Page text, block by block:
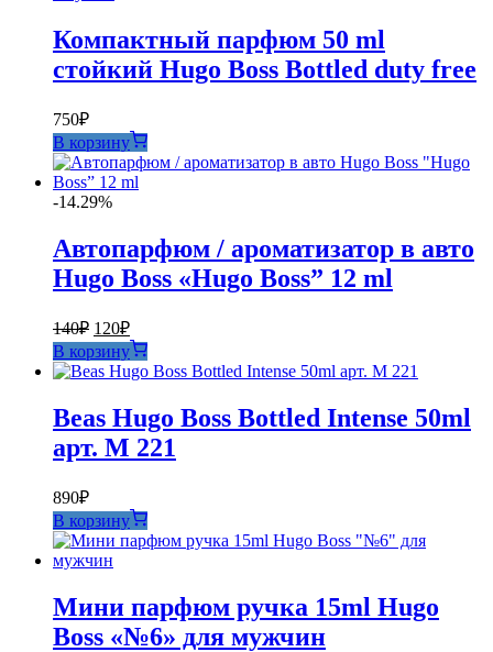
Компактный парфюм 50 ml
стойкий Hugo Boss Bottled duty free
750₽
В корзину
-14.29%
Автопарфюм / ароматизатор в авто
Hugo Boss «Hugo Boss” 12 ml
140₽ Первоначальная
цена
составляла
140₽.
120₽Текущая
цена:
120₽.
В корзину
Beas Hugo Boss Bottled Intense 50ml
арт. M 221
890₽
В корзину
Мини парфюм ручка 15ml Hugo
Boss «№6» для мужчин